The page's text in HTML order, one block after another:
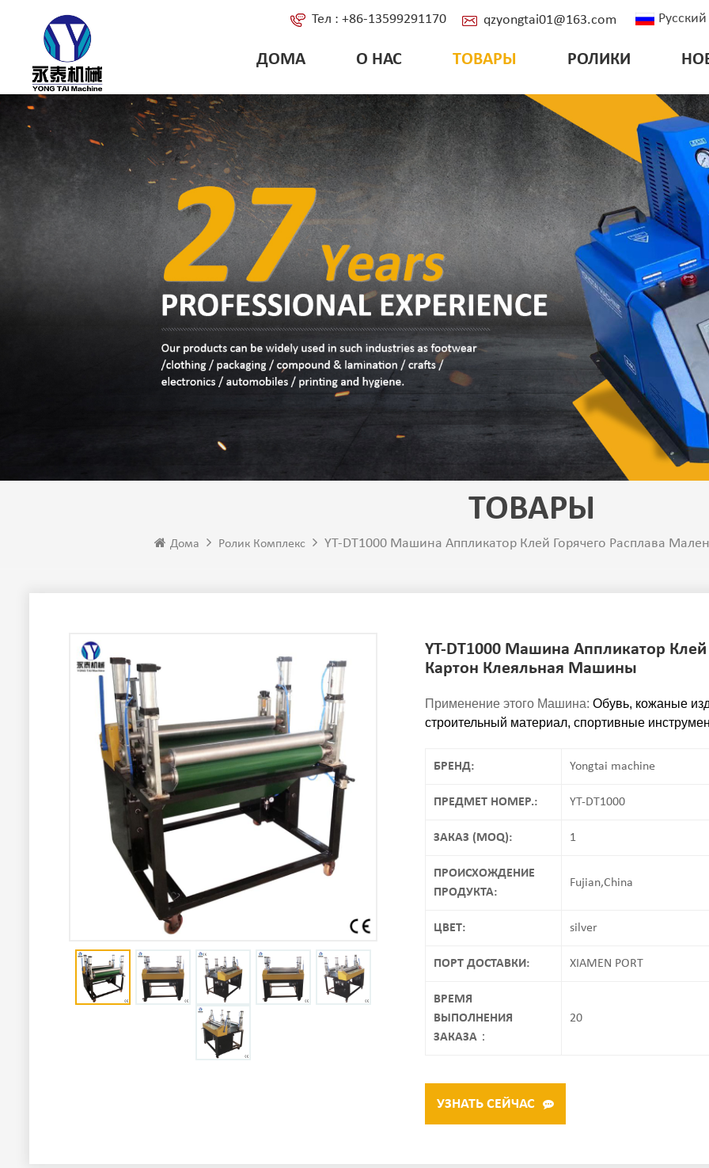
Русский
Тел : +86-13599291170 qzyongtai01@163.com
ДОМА О НАС ТОВАРЫ РОЛИКИ
ТОВАРЫ
Дома Ролик Комплекс YT-DT1000 Машина Аппликатор Клей Горячего Расплава
YT-DT1000 Машина Аппликатор
Картон Клеяльная Машины
Применение этого Машина: Обувь, кожаные
строительный материал, спортивные
БРЕНД: Yongtai machine
ПРЕДМЕТ НОМЕР.: YT-DT1000
ЗАКАЗ (MOQ): 1
ПРОИСХОЖДЕНИЕ
ПРОДУКТА:
Fujian,China
ЦВЕТ: silver
ПОРТ ДОСТАВКИ: XIAMEN PORT
ВРЕМЯ
ВЫПОЛНЕНИЯ
ЗАКАЗА：
20
УЗНАТЬ СЕЙЧАС